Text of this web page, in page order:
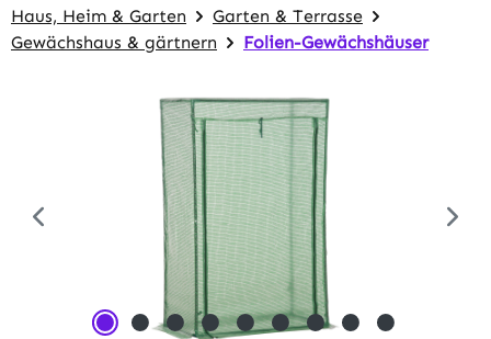
Haus, Heim & Garten
Garten & Terrasse
Gewächshaus & gärtnern
Folien-Gewächshäuser
Bildergalerie überspringen